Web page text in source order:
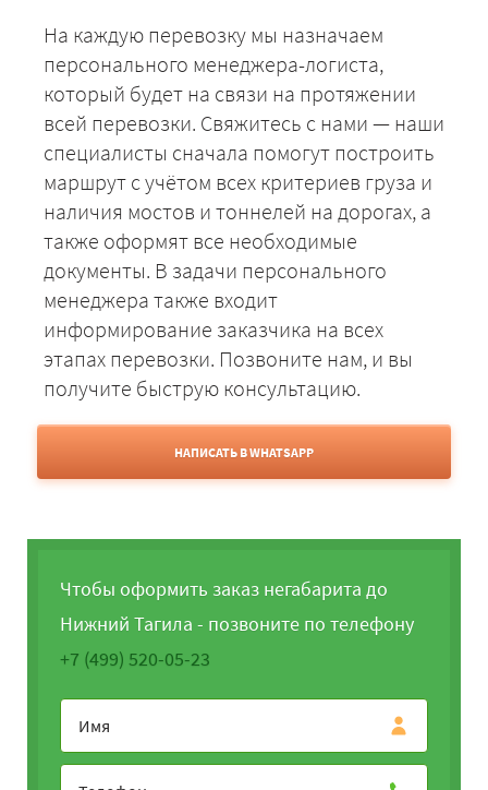
На каждую перевозку мы назначаем
персонального менеджера-логиста,
который будет на связи на протяжении
всей перевозки. Свяжитесь с нами — наши
специалисты сначала помогут построить
маршрут с учётом всех критериев груза и
наличия мостов и тоннелей на дорогах, а
также оформят все необходимые
документы. В задачи персонального
менеджера также входит
информирование заказчика на всех
этапах перевозки. Позвоните нам, и вы
получите быструю консультацию.
НАПИСАТЬ В WHATSAPP
Чтобы оформить заказ негабарита до
Нижний Тагила - позвоните по телефону
+7 (499) 520-05-23